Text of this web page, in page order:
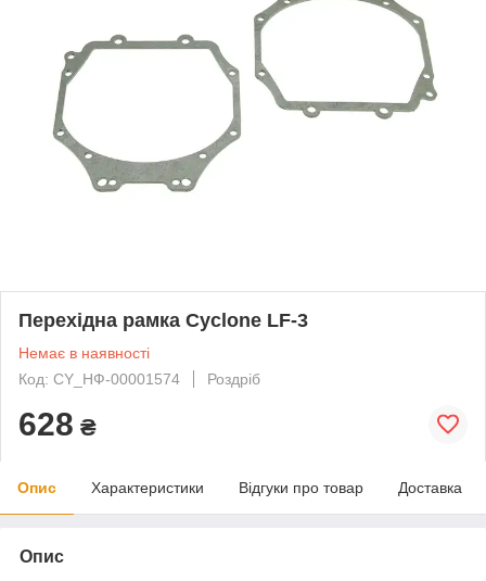
Перехідна рамка Cyclone LF-3
Немає в наявності
Код: CY_НФ-00001574
Роздріб
628 ₴
Опис Характеристики Відгуки про товар Доставка
Опис